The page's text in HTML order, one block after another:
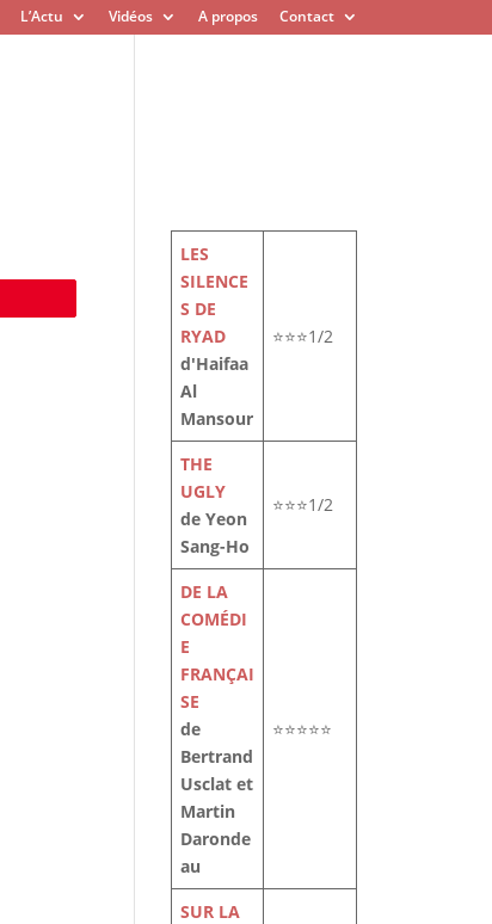
L’Actu Vidéos A propos Contact
LES
SILENCE
S DE
RYAD
d'Haifaa
Al
Mansour
⭐⭐⭐1/2
THE
UGLY
de Yeon
Sang-Ho
⭐⭐⭐1/2
DE LA
COMÉDI
E
FRANÇAI
SE
de
Bertrand
Usclat et
Martin
Daronde
au
⭐⭐⭐⭐⭐
SUR LA